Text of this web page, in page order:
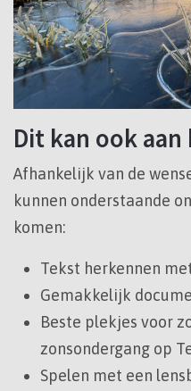
Dit kan ook
Afhankelijk van de
kunnen onderstaande
komen:
Tekst herkennen
Gemakkelijk
Beste plekjes voor
zonsondergang op
Spelen met een